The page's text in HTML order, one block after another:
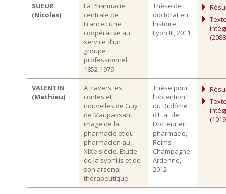
SUEUR
(Nicolas)
La Pharmacie
centrale de
France : une
coopérative au
service d’un
groupe
professionnel.
1852-1979
Thèse de
doctorat en
histoire,
Lyon III, 2011
VALENTIN
(Mathieu)
A travers les
contes et
nouvelles de Guy
de Maupassant,
image de la
pharmacie et du
pharmacien au
XIXe siècle. Etude
de la syphilis et de
son arsenal
thérapeutique
Thèse pour
l’obtention
du Diplôme
d’Etat de
Docteur en
pharmacie,
Reims
Champagne-
Ardenne,
2012